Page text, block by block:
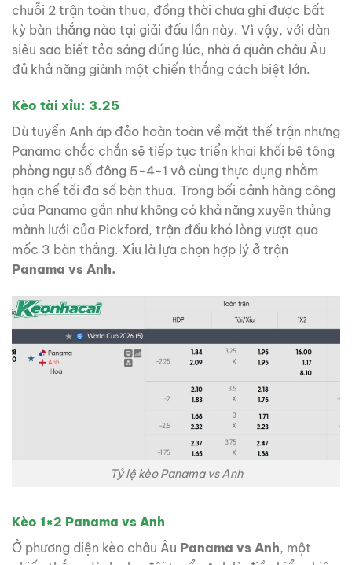
chuỗi 2 trận toàn thua, đồng thời chưa ghi được bất
kỳ bàn thắng nào tại giải đấu lần này. Vì vậy, với dàn
siêu sao biết tỏa sáng đúng lúc, nhà á quân châu Âu
đủ khả năng giành một chiến thắng cách biệt lớn.
Kèo tài xỉu: 3.25
Dù tuyển Anh áp đảo hoàn toàn về mặt thế trận nhưng
Panama chắc chắn sẽ tiếp tục triển khai khối bê tông
phòng ngự số đông 5-4-1 vô cùng thực dụng nhằm
hạn chế tối đa số bàn thua. Trong bối cảnh hàng công
của Panama gần như không có khả năng xuyên thủng
mành lưới của Pickford, trận đấu khó lòng vượt qua
mốc 3 bàn thắng. Xỉu là lựa chọn hợp lý ở trận
Panama vs Anh.
Tỷ lệ kèo Panama vs Anh
Kèo 1×2 Panama vs Anh
Ở phương diện kèo châu Âu Panama vs Anh, một